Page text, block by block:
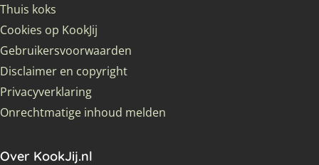
Thuis koks
Cookies op KookJij
Gebruikersvoorwaarden
Disclaimer en copyright
Privacyverklaring
Onrechtmatige inhoud melden
Over KookJij.nl